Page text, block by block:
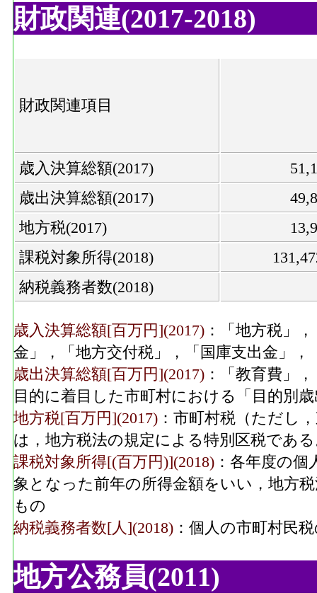
財政関連(2017-2018)
財政関連項目
歳入決算総額(2017)
歳出決算総額(2017)
地方税(2017)
課税対象所得(2018)
納税義務者数(2018)
歳入決算総額[百万円](2017) ：「地方税」
金」，「地方交付税」，「国庫支出金」
歳出決算総額[百万円](2017) ：「教育費」
目的に着目した市町村における「目的別
地方税[百万円](2017) ：市町村税（ただし
は，地方税法の規定による特別区税であ
課税対象所得[(百万円)](2018) ：各年度の
象となった前年の所得金額をいい，地方
もの
納税義務者数[人](2018) ：個人の市町村民
地方公務員(2011)